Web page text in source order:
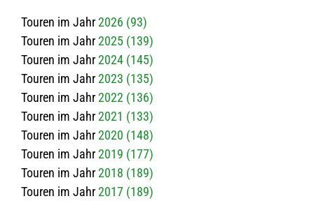
Touren im Jahr2026 (93)
Touren im Jahr2025 (139)
Touren im Jahr2024 (145)
Touren im Jahr2023 (135)
Touren im Jahr2022 (136)
Touren im Jahr2021 (133)
Touren im Jahr2020 (148)
Touren im Jahr2019 (177)
Touren im Jahr2018 (189)
Touren im Jahr2017 (189)